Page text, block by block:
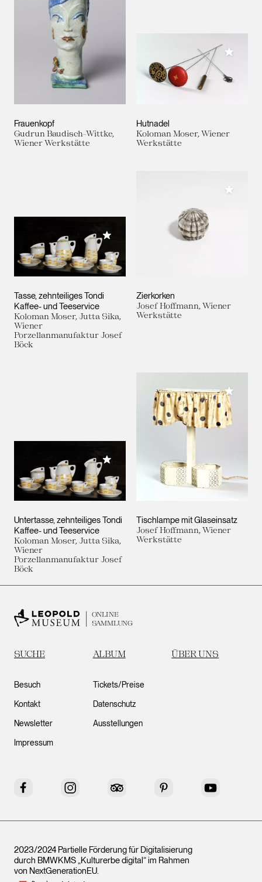
Frauenkopf
Gudrun Baudisch-Wittke,
Wiener Werkstätte
Hutnadel
Koloman Moser, Wiener
Werkstätte
Meiner
Tasse, zehnteiliges Tondi
Kaffee- und Teeservice
Koloman Moser, Jutta Sika,
Wiener
Porzellanmanufaktur Josef
Böck
Meiner Sammlung hinzufügen
Zierkorken
Josef Hoffmann, Wiener
Werkstätte
Meiner
Untertasse, zehnteiliges Tondi
Kaffee- und Teeservice
Koloman Moser, Jutta Sika,
Wiener
Porzellanmanufaktur Josef
Böck
Meiner Sammlung hinzufügen
Tischlampe mit Glaseinsatz
Josef Hoffmann, Wiener
Werkstätte
Meiner
ONLINE
SAMMLUNG
SUCHE ALBUM ÜBER UNS
Besuch
Kontakt
Newsletter
Impressum
Tickets/Preise
Datenschutz
Ausstellungen
Facebook Instagram Tripadvisor Pinterest YouTube
2023/2024 Partielle Förderung für Digitalisierung
durch BMWKMS „Kulturerbe digital“ im Rahmen
von NextGenerationEU.